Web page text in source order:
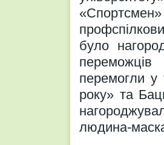
було
переможців
перемогли у
року» та
людина-